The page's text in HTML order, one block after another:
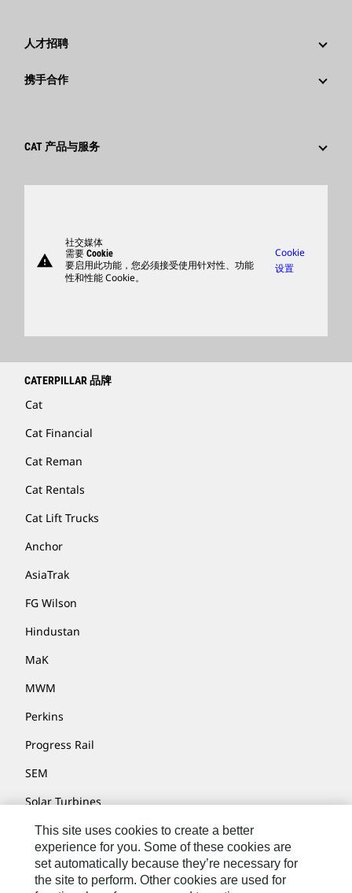
卡特彼勒 基金会
行为准则
创新
社交媒体
人才招聘
为什么选择卡特彼勒？
搜索和申请
携手合作
供应商
CAT 产品与服务
商品warning
社交媒体
需要 Cookie
要启用此功能，您必须接受使用针对性、功能
性和性能 Cookie。
Cookie
设置
CATERPILLAR 品牌
Cat
Cat Financial
Cat Reman
Cat Rentals
Cat Lift Trucks
Anchor
AsiaTrak
FG Wilson
Hindustan
MaK
MWM
Perkins
Progress Rail
SEM
Solar Turbines
SPM Oil & Gas
Turner Powertrain Systems
This site uses cookies to create a better
experience for you. Some of these cookies are
set automatically because they’re necessary for
the site to perform. Other cookies are used for